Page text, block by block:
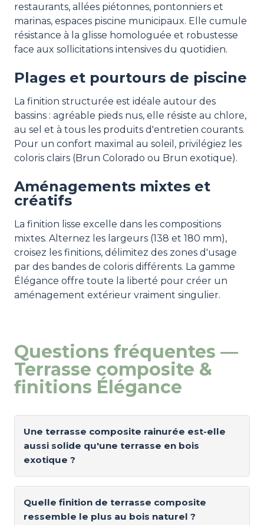
restaurants, allées piétonnes, pontonniers et
marinas, espaces piscine municipaux. Elle cumule
résistance à la glisse homologuée et robustesse
face aux sollicitations intensives du quotidien.
Plages et pourtours de piscine
La finition structurée est idéale autour des
bassins : agréable pieds nus, elle résiste au chlore,
au sel et à tous les produits d'entretien courants.
Pour un confort maximal au soleil, privilégiez les
coloris clairs (Brun Colorado ou Brun exotique).
Aménagements mixtes et
créatifs
La finition lisse excelle dans les compositions
mixtes. Alternez les largeurs (138 et 180 mm),
croisez les finitions, délimitez des zones d'usage
par des bandes de coloris différents. La gamme
Élégance offre toute la liberté pour créer un
aménagement extérieur vraiment singulier.
Questions fréquentes —
Terrasse composite &
finitions Élégance
Une terrasse composite rainurée est-elle
aussi solide qu'une terrasse en bois
exotique ?
Quelle finition de terrasse composite
ressemble le plus au bois naturel ?